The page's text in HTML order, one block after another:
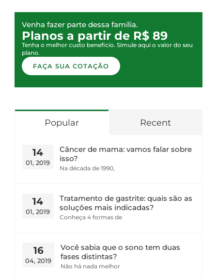
Venha fazer parte dessa família.
Planos a partir de R$ 89
Tenha o melhor custo beneficio. Simule aqui o valor do seu
plano.
FAÇA SUA COTAÇÃO
Popular Recent
14
01, 2019
Câncer de mama: vamos falar sobre
isso?
Na década de 1990,
14
01, 2019
Tratamento de gastrite: quais são as
soluções mais indicadas?
Conheça 4 formas de
16
04, 2019
Você sabia que o sono tem duas
fases distintas?
Não há nada melhor